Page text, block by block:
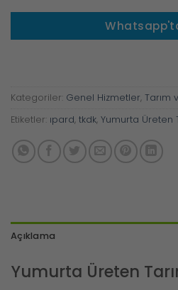
Kategoriler: Genel Hizmetler, Tarım
Etiketler: ıpard, tkdk, Yumurta Üreten
Açıklama
Yumurta Üreten